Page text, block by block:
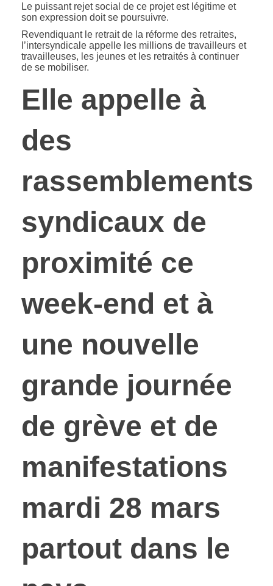
Le puissant rejet social de ce projet est légitime et
son expression doit se poursuivre.
Revendiquant le retrait de la réforme des retraites,
l’intersyndicale appelle les millions de travailleurs et
travailleuses, les jeunes et les retraités à continuer
de se mobiliser.
Elle appelle à
des
rassemblements
syndicaux de
proximité ce
week-end et à
une nouvelle
grande journée
de grève et de
manifestations
mardi 28 mars
partout dans le